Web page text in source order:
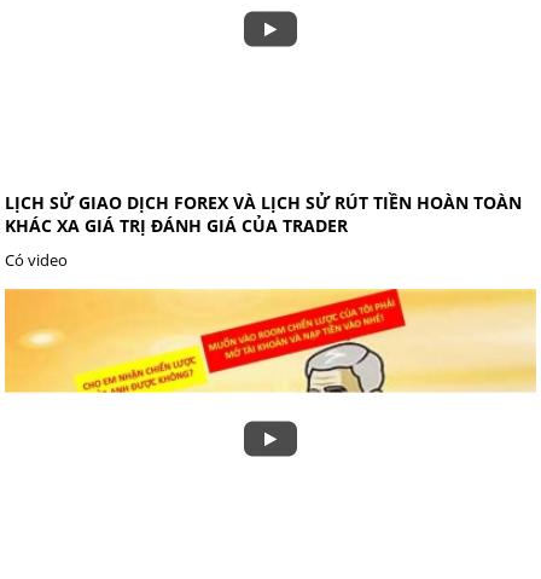
LỊCH SỬ GIAO DỊCH FOREX VÀ LỊCH SỬ RÚT TIỀN HOÀN TOÀN
KHÁC XA GIÁ TRỊ ĐÁNH GIÁ CỦA TRADER
Có video